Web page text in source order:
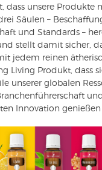
dass unsere Produkte
Säulen –
und Standards –
stellt damit sicher,
jedem reinen
Living Produkt, dass
unserer globalen
und
Innovation genießen